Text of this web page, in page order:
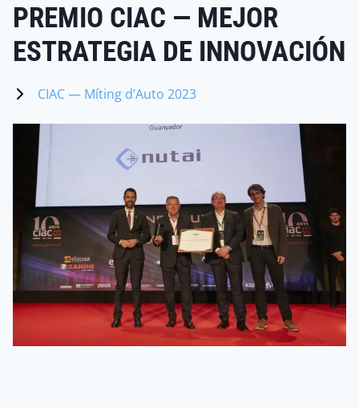
PREMIO CIAC — MEJOR
ESTRATEGIA DE INNOVACIÓN
CIAC — Míting d’Auto 2023